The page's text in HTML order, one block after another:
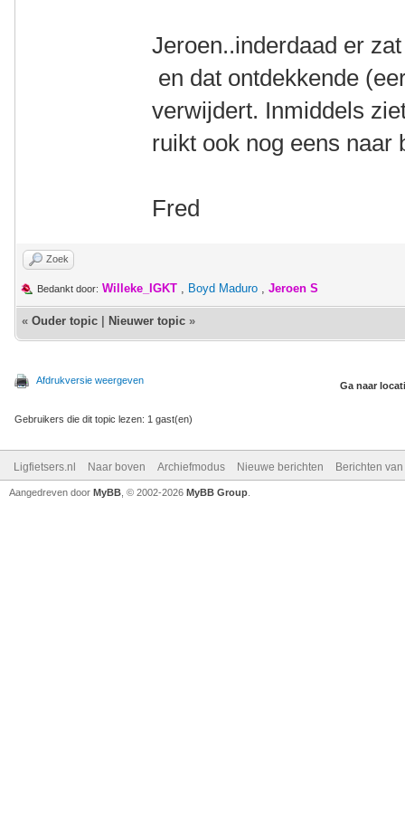
Jeroen..inderdaad er
en dat ontdekkende
verwijdert. Inmiddels
ruikt ook nog eens
Fred
Zoek
Bedankt door: Willeke_IGKT , Boyd Maduro , Jeroen S
« Ouder topic Nieuwer topic »
Afdrukversie weergeven Ga naar
Gebruikers die dit topic lezen: 1 gast(en)
Ligfietsers.nl Naar boven Archiefmodus Nieuwe berichten Berichten
Aangedreven door MyBB , © 2002-2026 MyBB Group